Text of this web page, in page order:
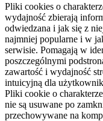
Pliki cookies o
wydajność zbierają
odwiedzana i jak się z
najmniej popularne i w
serwisie. Pomagają w
poszczególnymi
zawartość i wydajność
intuicyjną dla
Pliki cookie o
nie są usuwane po
przechowywane na